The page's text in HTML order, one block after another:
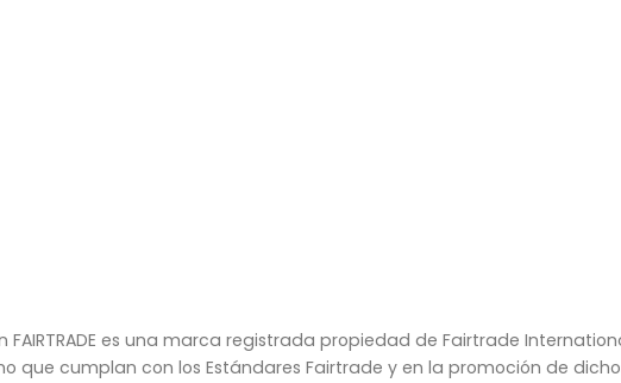
es una marca registrada propiedad de Fairtrade
que cumplan con los Estándares Fairtrade y en la promoción de